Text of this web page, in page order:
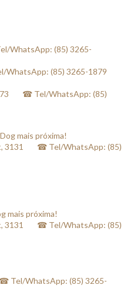
mais próxima! ⠀
3131⠀⠀ ☎ Tel/WhatsApp: (85)